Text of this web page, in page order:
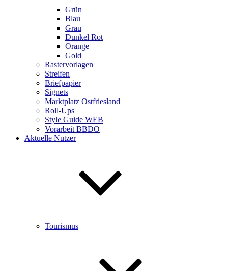
Grün
Blau
Grau
Dunkel Rot
Orange
Gold
Rastervorlagen
Streifen
Briefpapier
Signets
Marktplatz Ostfriesland
Roll-Ups
Style Guide WEB
Vorarbeit BBDO
Aktuelle Nutzer
Tourismus